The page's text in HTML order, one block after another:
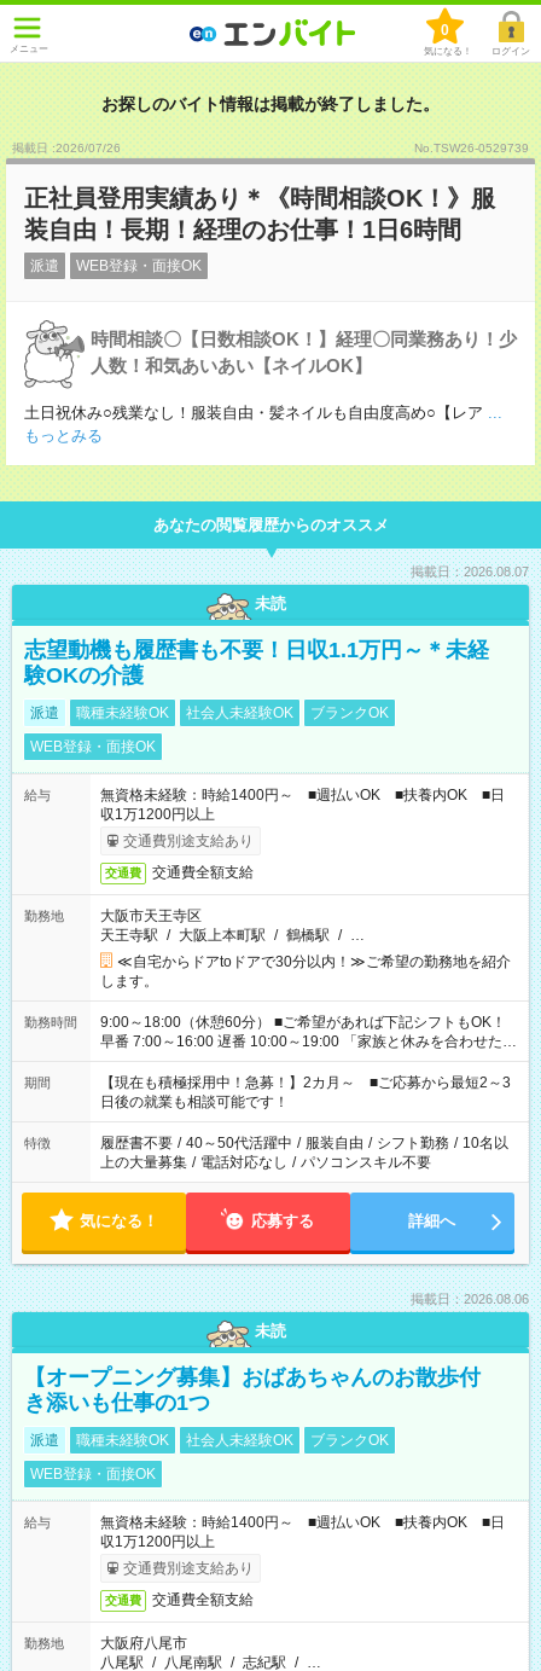
メニュー
0
気になる！ ログイン
お探しのバイト情報は掲載が終了しました。
掲載日 :2026/07/26 No.TSW26-0529739
正社員登用実績あり＊《時間相談OK！》服
装自由！長期！経理のお仕事！1日6時間
派遣 WEB登録・面接OK
時間相談〇【日数相談OK！】経理〇同業務あり！少
人数！和気あいあい【ネイルOK】
土日祝休み○残業なし！服装自由・髪ネイルも自由度高め○【レア ...
もっとみる
あなたの閲覧履歴からのオススメ
掲載日：2026.08.07
未読
志望動機も履歴書も不要！日収1.1万円～＊未経
験OKの介護
派遣 職種未経験OK 社会人未経験OK
ブランクOK
WEB登録・面接OK
給与
無資格未経験：時給1400円～ ■週払いOK ■扶養内OK ■日
収1万1200円以上
交通費別途支給あり
交通費 交通費全額支給
勤務地
大阪市天王寺区
天王寺駅 / 大阪上本町駅 / 鶴橋駅 / …
≪自宅からドアtoドアで30分以内！≫ご希望の勤務地を紹介
します。
勤務時間
9:00～18:00（休憩60分） ■ご希望があれば下記シフトもOK！
早番 7:00～16:00 遅番 10:00～19:00 「家族と休みを合わせた
い」 「余裕を持って夕飯の準備がしたい」 「できれば残業はし
たくない」 など、ご希望を教えてくださいね。 ※Wワーク希望
の方へ 今ご覧のお仕事で希望する勤務時間と、もう1つのお仕事
の勤務時間。 合計で週40時間を超える場合は応募できません。
期間
【現在も積極採用中！急募！】2カ月～ ■ご応募から最短2～3
日後の就業も相談可能です！
特徴 履歴書不要 / 40～50代活躍中 / 服装自由 / シフト勤務 / 10名以
上の大量募集 / 電話対応なし / パソコンスキル不要
気になる！ 応募する 詳細へ
掲載日：2026.08.06
未読
【オープニング募集】おばあちゃんのお散歩付
き添いも仕事の1つ
派遣 職種未経験OK 社会人未経験OK
ブランクOK
WEB登録・面接OK
給与
無資格未経験：時給1400円～ ■週払いOK ■扶養内OK ■日
収1万1200円以上
交通費別途支給あり
交通費 交通費全額支給
勤務地
大阪府八尾市
八尾駅 / 八尾南駅 / 志紀駅 / …